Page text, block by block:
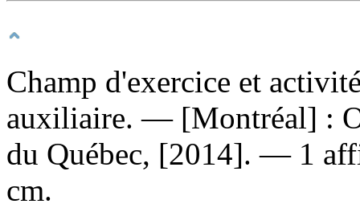
Champ d'exercice et
auxiliaire. — [Montréal] :
du Québec, [2014]. — 1
cm.